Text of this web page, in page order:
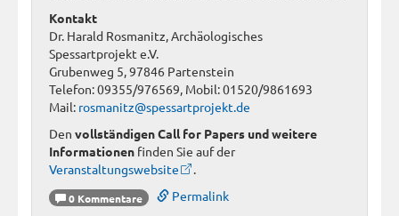
Kontakt
Dr. Harald Rosmanitz, Archäologisches
Spessartprojekt e.V.
Grubenweg 5, 97846 Partenstein
Telefon: 09355/976569, Mobil: 01520/9861693
Mail: rosmanitz@spessartprojekt.de
Den vollständigen Call for Papers und weitere
Informationen finden Sie auf der
Veranstaltungswebsite
.
0 Kommentare Permalink